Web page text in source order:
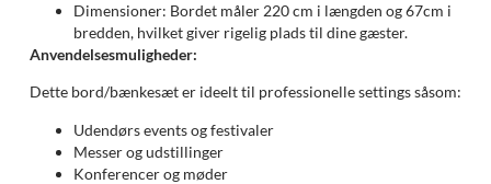
Dimensioner: Bordet måler 220 cm i længden og 67cm i
bredden, hvilket giver rigelig plads til dine gæster.
Anvendelsesmuligheder:
Dette bord/bænkesæt er ideelt til professionelle settings såsom:
Udendørs events og festivaler
Messer og udstillinger
Konferencer og møder